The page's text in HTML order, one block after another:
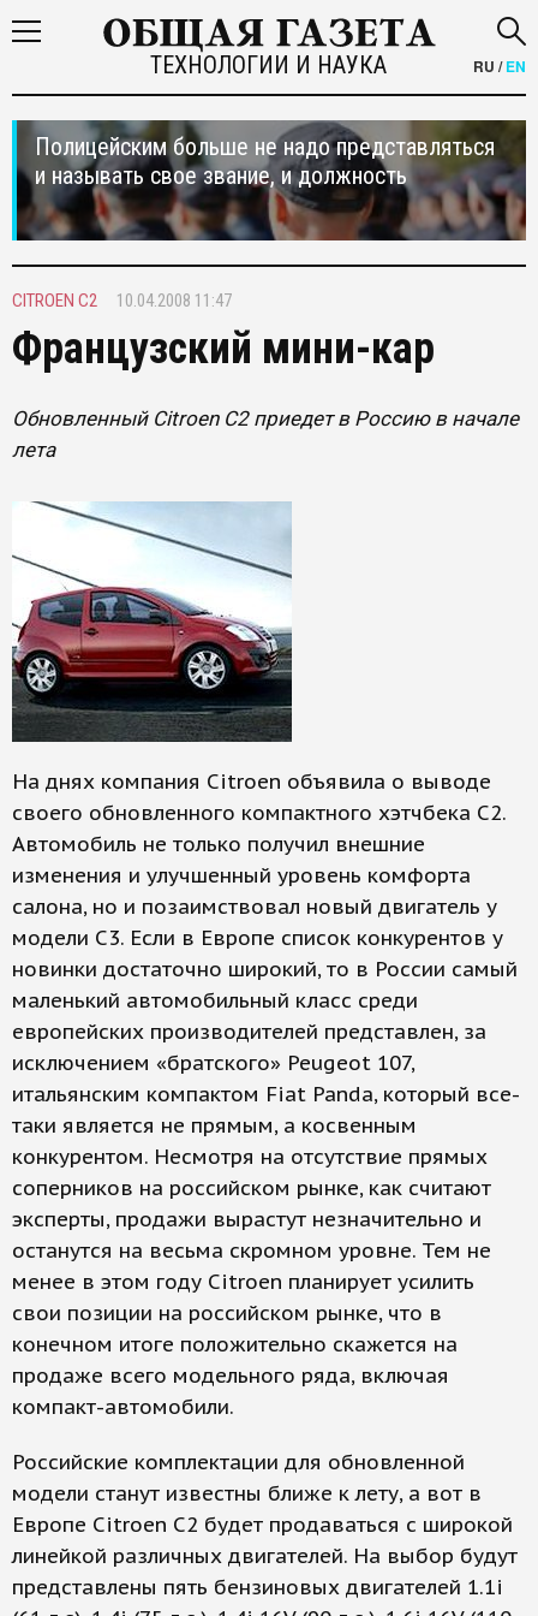
ТЕХНОЛОГИИ И НАУКА RU /EN
Полицейским больше не надо представляться
и называть свое звание, и должность
CITROEN С2 10.04.2008 11:47
Французский мини-кар
Обновленный Citroen С2 приедет в Россию в начале
лета
На днях компания Citroen объявила о выводе
своего обновленного компактного хэтчбека С2.
Автомобиль не только получил внешние
изменения и улучшенный уровень комфорта
салона, но и позаимствовал новый двигатель у
модели C3. Если в Европе список конкурентов у
новинки достаточно широкий, то в России самый
маленький автомобильный класс среди
европейских производителей представлен, за
исключением «братского» Peugeot 107,
итальянским компактом Fiat Panda, который все-
таки является не прямым, а косвенным
конкурентом. Несмотря на отсутствие прямых
соперников на российском рынке, как считают
эксперты, продажи вырастут незначительно и
останутся на весьма скромном уровне. Тем не
менее в этом году Citroen планирует усилить
свои позиции на российском рынке, что в
конечном итоге положительно скажется на
продаже всего модельного ряда, включая
компакт-автомобили.
Российские комплектации для обновленной
модели станут известны ближе к лету, а вот в
Европе Citroen С2 будет продаваться с широкой
линейкой различных двигателей. На выбор будут
представлены пять бензиновых двигателей 1.1i